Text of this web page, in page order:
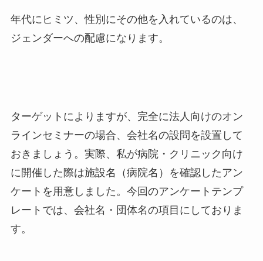
年代にヒミツ、性別にその他を入れているのは、
ジェンダーへの配慮になります。
ターゲットによりますが、完全に法人向けのオン
ラインセミナーの場合、会社名の設問を設置して
おきましょう。実際、私が病院・クリニック向け
に開催した際は施設名（病院名）を確認したアン
ケートを用意しました。今回のアンケートテンプ
レートでは、会社名・団体名の項目にしておりま
す。